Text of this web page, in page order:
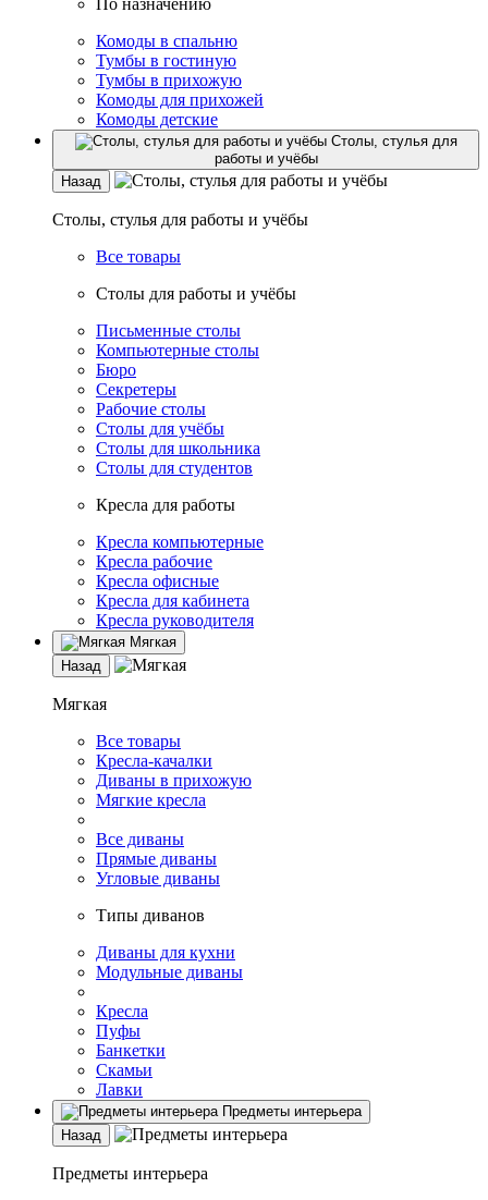
По назначению
Комоды в спальню
Тумбы в гостиную
Тумбы в прихожую
Комоды для прихожей
Комоды детские
Столы, стулья для
работы и учёбы
Назад
Столы, стулья для работы и учёбы
Все товары
Столы для работы и учёбы
Письменные столы
Компьютерные столы
Бюро
Секретеры
Рабочие столы
Столы для учёбы
Столы для школьника
Столы для студентов
Кресла для работы
Кресла компьютерные
Кресла рабочие
Кресла офисные
Кресла для кабинета
Кресла руководителя
Мягкая
Назад
Мягкая
Все товары
Кресла-качалки
Диваны в прихожую
Мягкие кресла
Все диваны
Прямые диваны
Угловые диваны
Типы диванов
Диваны для кухни
Модульные диваны
Кресла
Пуфы
Банкетки
Скамьи
Лавки
Предметы интерьера
Назад
Предметы интерьера